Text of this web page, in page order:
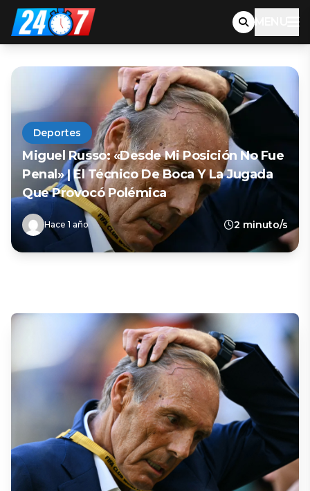
MENU
Deportes
Miguel Russo: «Desde Mi Posición No Fue
Penal» | El Técnico De Boca Y La Jugada
Que Provocó Polémica
Hace 1 año 2 minuto/s